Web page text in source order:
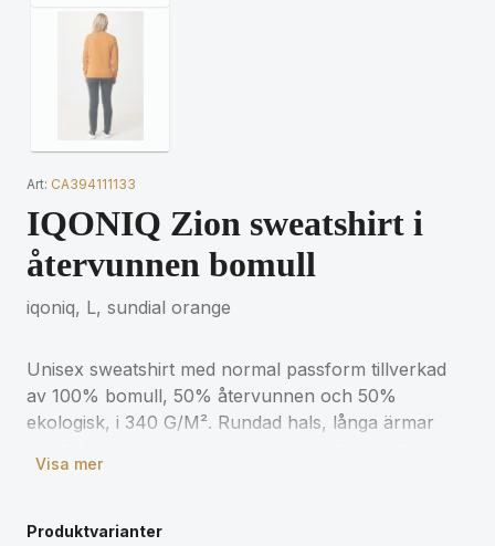
Art: CA394111133
IQONIQ Zion sweatshirt i
återvunnen bomull
iqoniq, L, sundial orange
Unisex sweatshirt med normal passform tillverkad
av 100% bomull, 50% återvunnen och 50%
ekologisk, i 340 G/M². Rundad hals, långa ärmar
komfort. Användningen av äkta återvunnet och
miljöpåverkan garanteras, genom användning av
Visa mer
Produktvarianter